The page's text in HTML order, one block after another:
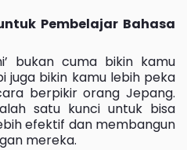
Pembelajar Bahasa
bukan cuma bikin kamu
juga bikin kamu lebih peka
berpikir orang Jepang.
satu kunci untuk bisa
efektif dan membangun
mereka.